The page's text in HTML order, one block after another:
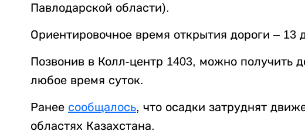
Павлодарской области).
Ориентировочное время открытия дороги – 13
Позвонив в Колл-центр 1403, можно получить
любое время суток.
Ранее сообщалось, что осадки затруднят
областях Казахстана.